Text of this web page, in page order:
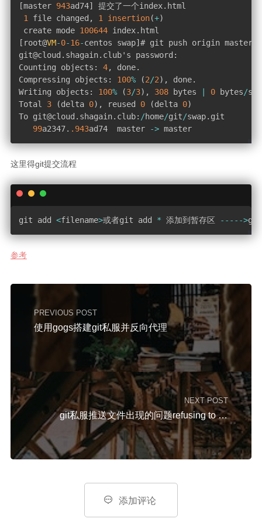
[master 943ad74] 提交了一个index. html
1
file changed , 1 insertion(+)
create mode 100644 index.
[ root@VM-0-16-centos swap]# git push origin master
git@cloud . shagain. club's password :
Counting objects : 4, done.
Compressing objects : 100% (2/2) , done.
Writing objects : 100% (3/3) , 308 bytes | 0 bytes/s
Total 3 (delta 0) , reused 0 (delta 0)
To git@cloud . shagain. club: /home/git/swap. git
99a2347. .943ad74  master -> master
这里得git提交流程
git add <filename>或者git add * 添加到暂存区 -- -- ->git
参考
PREVIOUS POST
使用gogs搭建git私服并反向代理
NEXT POST
git私服推送文件出现的问题refusing to update checked out branch: refs/heads/master
 添加评论